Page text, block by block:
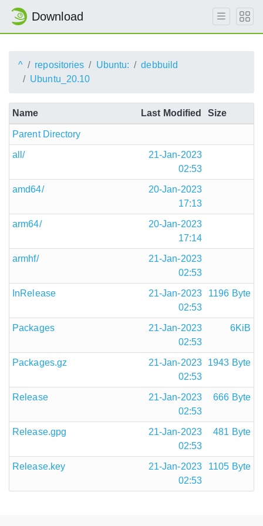
Download
^ repositories Ubuntu:
debbuild
Ubuntu_20.10
Name Last Modified Size
Parent Directory
all/
21-Jan-2023
02:53
amd64/
20-Jan-2023
17:13
arm64/
20-Jan-2023
17:14
armhf/
21-Jan-2023
02:53
InRelease
21-Jan-2023
02:53
1196 Byte
Packages
21-Jan-2023
02:53
6KiB
Packages.gz
21-Jan-2023
02:53
1943 Byte
Release
21-Jan-2023
02:53
666 Byte
Release.gpg
21-Jan-2023
02:53
481 Byte
Release.key
21-Jan-2023
02:53
1105 Byte